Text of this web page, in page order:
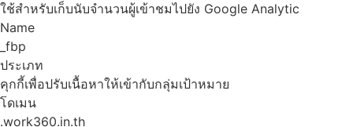
ใช้สำหรับเก็บนับจำนวนผู้เข้าชมไปยัง Google Analytic
Name
_fbp
ประเภท
คุกกี้เพื่อปรับเนื้อหาให้เข้ากับกลุ่มเป้าหมาย
โดเมน
.work360.in.th